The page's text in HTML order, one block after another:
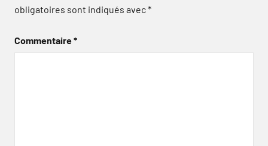
obligatoires sont indiqués avec*
Commentaire*